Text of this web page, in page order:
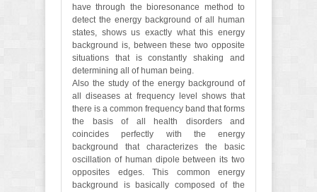
have through the bioresonance method to
detect the energy background of all human
states, shows us exactly what this energy
background is, between these two opposite
situations that is constantly shaking and
determining all of human being.
Also the study of the energy background of
all diseases at frequency level shows that
there is a common frequency band that forms
the basis of all health disorders and
coincides perfectly with the energy
background that characterizes the basic
oscillation of human dipole between its two
opposites edges. This common energy
background is basically composed of the